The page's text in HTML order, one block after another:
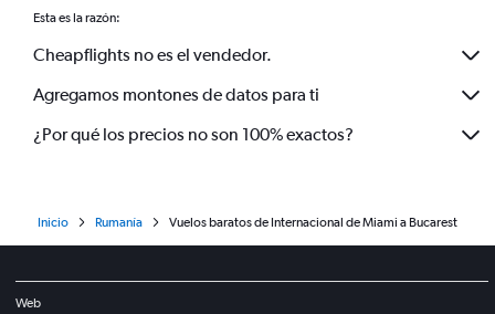
Esta es la razón:
Cheapflights no es el vendedor.
Agregamos montones de datos para ti
¿Por qué los precios no son 100% exactos?
Inicio Rumanía Vuelos baratos de Internacional de Miami a Bucarest
Web